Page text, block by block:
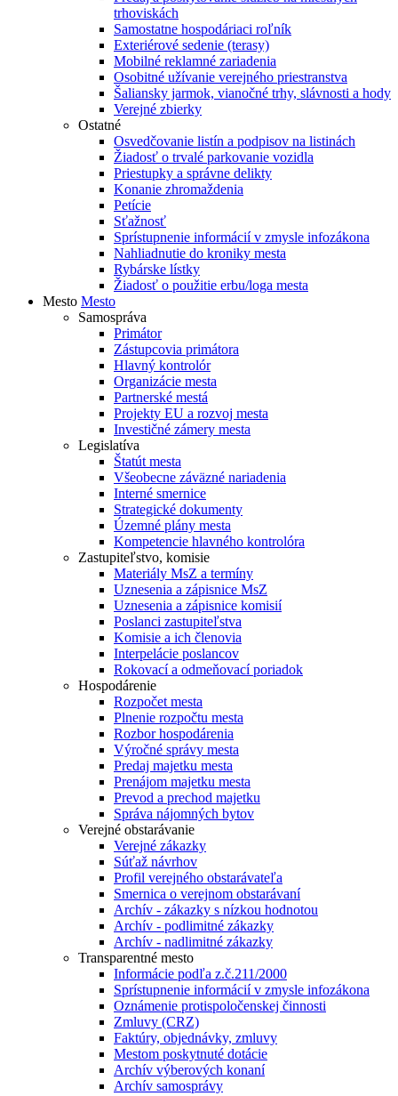
trhoviskách
Samostatne hospodáriaci roľník
Exteriérové sedenie (terasy)
Mobilné reklamné zariadenia
Osobitné užívanie verejného priestranstva
Šaliansky jarmok, vianočné trhy, slávnosti a hody
Verejné zbierky
Ostatné
Osvedčovanie listín a podpisov na listinách
Žiadosť o trvalé parkovanie vozidla
Priestupky a správne delikty
Konanie zhromaždenia
Petície
Sťažnosť
Sprístupnenie informácií v zmysle infozákona
Nahliadnutie do kroniky mesta
Rybárske lístky
Žiadosť o použitie erbu/loga mesta
Mesto Mesto
Samospráva
Primátor
Zástupcovia primátora
Hlavný kontrolór
Organizácie mesta
Partnerské mestá
Projekty EU a rozvoj mesta
Investičné zámery mesta
Legislatíva
Štatút mesta
Všeobecne záväzné nariadenia
Interné smernice
Strategické dokumenty
Územné plány mesta
Kompetencie hlavného kontrolóra
Zastupiteľstvo, komisie
Materiály MsZ a termíny
Uznesenia a zápisnice MsZ
Uznesenia a zápisnice komisií
Poslanci zastupiteľstva
Komisie a ich členovia
Interpelácie poslancov
Rokovací a odmeňovací poriadok
Hospodárenie
Rozpočet mesta
Plnenie rozpočtu mesta
Rozbor hospodárenia
Výročné správy mesta
Predaj majetku mesta
Prenájom majetku mesta
Prevod a prechod majetku
Správa nájomných bytov
Verejné obstarávanie
Verejné zákazky
Súťaž návrhov
Profil verejného obstarávateľa
Smernica o verejnom obstarávaní
Archív - zákazky s nízkou hodnotou
Archív - podlimitné zákazky
Archív - nadlimitné zákazky
Transparentné mesto
Informácie podľa z.č.211/2000
Sprístupnenie informácií v zmysle infozákona
Oznámenie protispoločenskej činnosti
Zmluvy (CRZ)
Faktúry, objednávky, zmluvy
Mestom poskytnuté dotácie
Archív výberových konaní
Archív samosprávy